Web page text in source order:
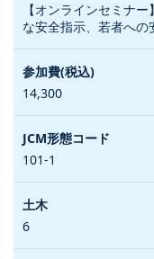
【オンラインセミナ
な安全指示、若者への
14,300
101-1
6